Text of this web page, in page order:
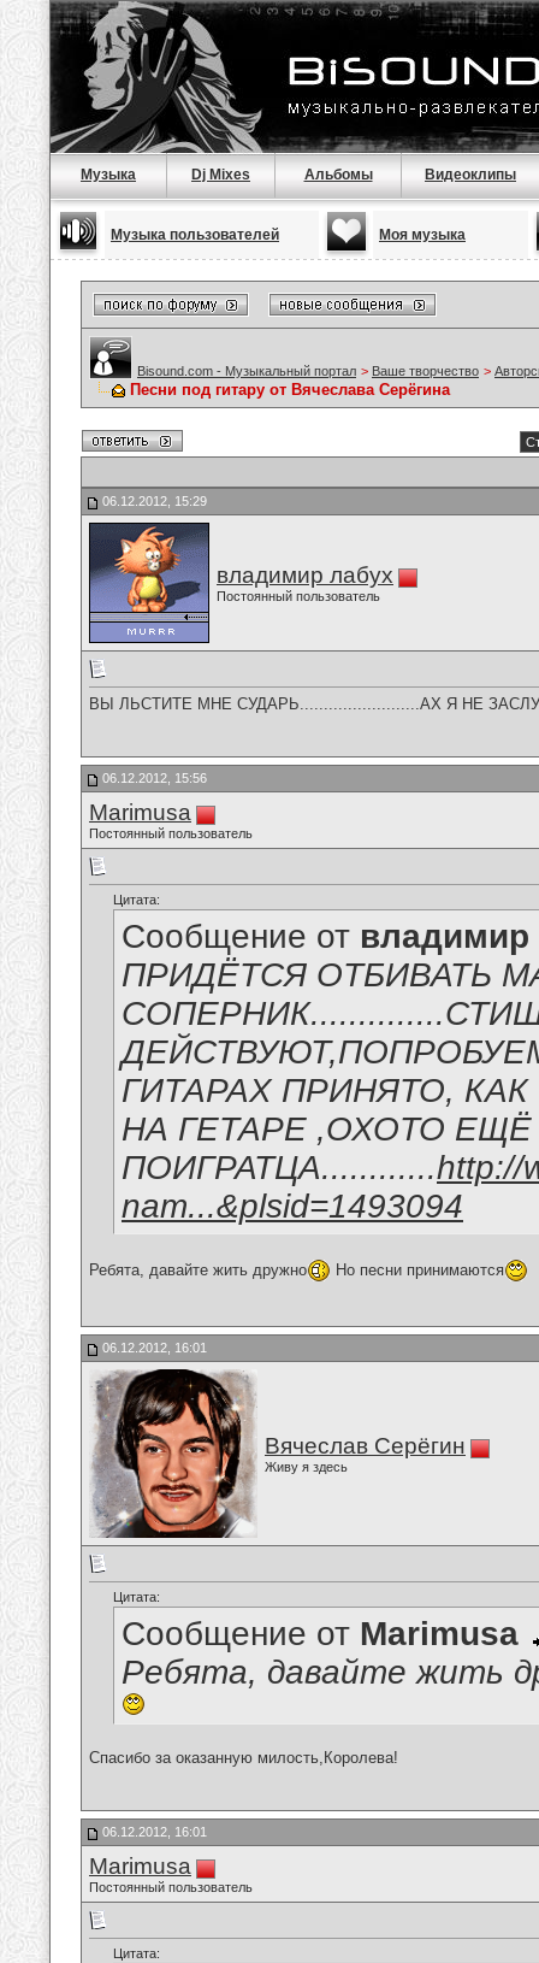
Музыка Dj Mixes Альбомы Видеоклипы
Музыка пользователей Моя музыка
Bisound.com - Музыкальный портал > Ваше творчество >
Песни под гитару от Вячеслава Серёгина
06.12.2012, 15:29
владимир лабух
Постоянный пользователь
ВЫ ЛЬСТИТЕ МНЕ СУДАРЬ.........................АХ Я НЕ
06.12.2012, 15:56
Marimusa
Постоянный пользователь
Цитата:
Сообщение от владимир
ПРИДЁТСЯ ОТБИВАТЬ
ГИТАРАХ ПРИНЯТО,
НА ГЕТАРЕ ,ОХОТО
ПОИГРАТЦА............http://
nam...&plsid=1493094
Ребята, давайте жить дружно Но песни принимаются
06.12.2012, 16:01
Вячеслав Серёгин
Живу я здесь
Цитата:
Сообщение от Marimusa
Ребята, давайте жить
Спасибо за оказанную милость,Королева!
06.12.2012, 16:01
Marimusa
Постоянный пользователь
Цитата: